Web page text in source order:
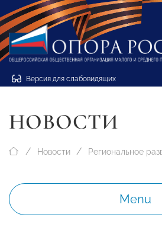
Версия для слабовидящих
НОВОСТИ
Новости Региональное
Menu